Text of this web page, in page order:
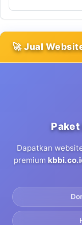
🚀 Jual
Paket
Dapatkan
premium